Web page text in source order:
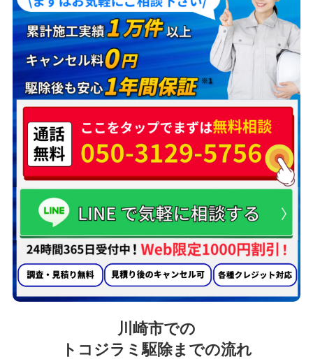
川崎市での
トコジラミ駆除までの流れ